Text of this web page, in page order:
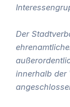
Der
innerhalb der